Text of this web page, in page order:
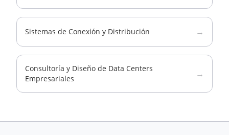
Sistemas de Conexión y Distribución →
Consultoría y Diseño de Data Centers
Empresariales
→